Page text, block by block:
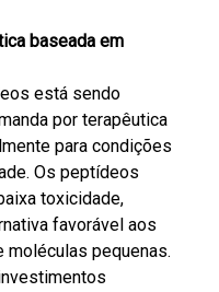
baseada em
está sendo
por terapêutica
para condições
Os peptídeos
toxicidade,
favorável aos
pequenas.